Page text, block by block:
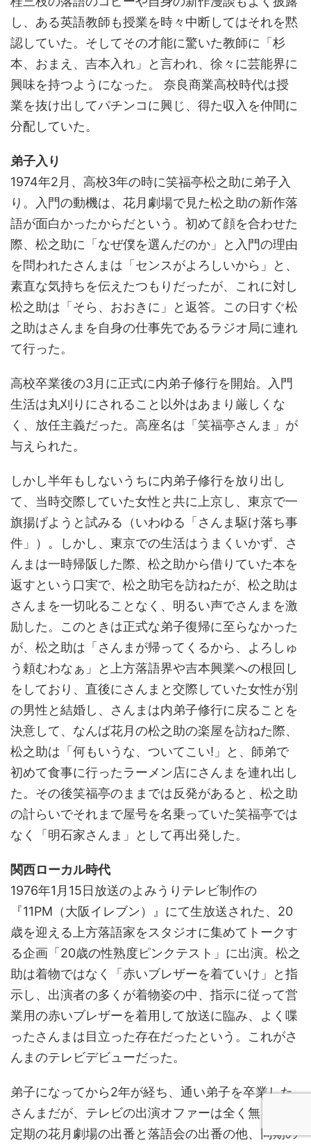
し、ある英語教師も授業を時々中断してはそれを黙
認していた。そしてその才能に驚いた教師に「杉
本、おまえ、吉本入れ」と言われ、徐々に芸能界に
興味を持つようになった。 奈良商業高校時代は授
業を抜け出してパチンコに興じ、得た収入を仲間に
分配していた。
弟子入り
1974年2月、高校3年の時に笑福亭松之助に弟子入
り。入門の動機は、花月劇場で見た松之助の新作落
語が面白かったからだという。初めて顔を合わせた
際、松之助に「なぜ僕を選んだのか」と入門の理由
を問われたさんまは「センスがよろしいから」と、
素直な気持ちを伝えたつもりだったが、これに対し
松之助は「そら、おおきに」と返答。この日すぐ松
之助はさんまを自身の仕事先であるラジオ局に連れ
て行った。
高校卒業後の3月に正式に内弟子修行を開始。入門
生活は丸刈りにされること以外はあまり厳しくな
く、放任主義だった。高座名は「笑福亭さんま」が
与えられた。
しかし半年もしないうちに内弟子修行を放り出し
て、当時交際していた女性と共に上京し、東京で一
旗揚げようと試みる（いわゆる「さんま駆け落ち事
件」）。しかし、東京での生活はうまくいかず、さ
んまは一時帰阪した際、松之助から借りていた本を
返すという口実で、松之助宅を訪ねたが、松之助は
さんまを一切叱ることなく、明るい声でさんまを激
励した。このときは正式な弟子復帰に至らなかった
が、松之助は「さんまが帰ってくるから、よろしゅ
う頼むわなぁ」と上方落語界や吉本興業への根回し
をしており、直後にさんまと交際していた女性が別
の男性と結婚し、さんまは内弟子修行に戻ることを
決意して、なんば花月の松之助の楽屋を訪ねた際、
松之助は「何もいうな、ついてこい!」と、師弟で
初めて食事に行ったラーメン店にさんまを連れ出し
た。その後笑福亭のままでは反発があると、松之助
の計らいでそれまで屋号を名乗っていた笑福亭では
なく「明石家さんま」として再出発した。
関西ローカル時代
1976年1月15日放送のよみうりテレビ制作の
『11PM（大阪イレブン）』にて生放送された、20
歳を迎える上方落語家をスタジオに集めてトークす
る企画「20歳の性熟度ピンクテスト」に出演。松之
助は着物ではなく「赤いブレザーを着ていけ」と指
示し、出演者の多くが着物姿の中、指示に従って営
業用の赤いブレザーを着用して放送に臨み、よく喋
ったさんまは目立った存在だったという。これがさ
んまのテレビデビューだった。
弟子になってから2年が経ち、通い弟子を卒業した
さんまだが、テレビの出演オファーは全く無く、不
定期の花月劇場の出番と落語会の出番の他、同期の